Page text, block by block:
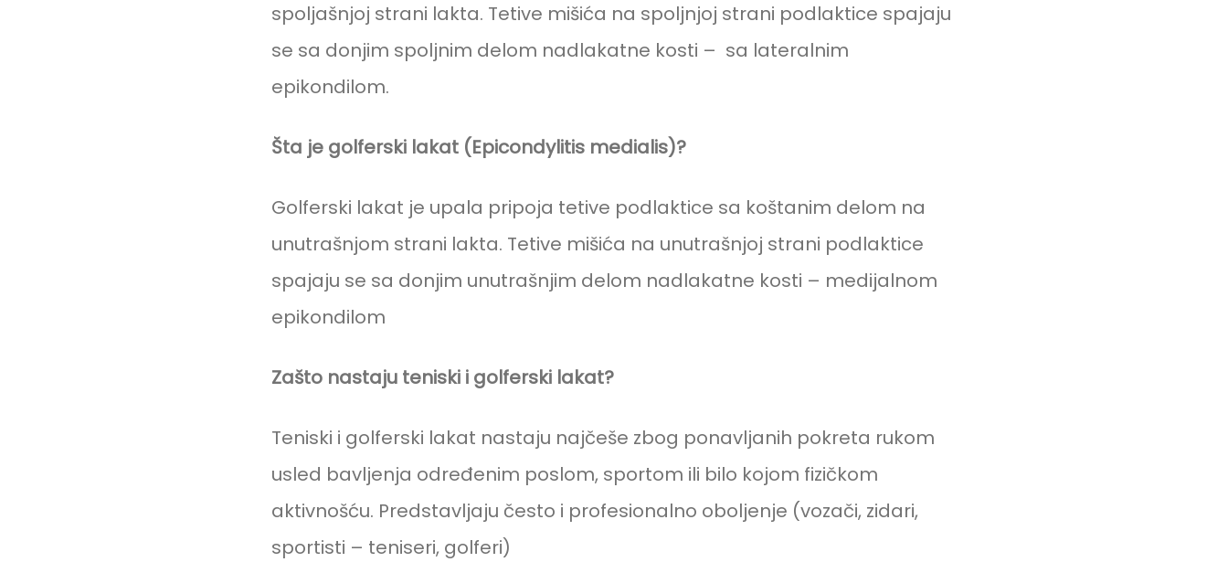
spoljašnjoj strani lakta. Tetive mišića na spoljnjoj strani podlaktice spajaju
se sa donjim spoljnim delom nadlakatne kosti – sa lateralnim
epikondilom.
Šta je golferski lakat (Epicondylitis medialis)?
Golferski lakat je upala pripoja tetive podlaktice sa koštanim delom na
unutrašnjom strani lakta. Tetive mišića na unutrašnjoj strani podlaktice
spajaju se sa donjim unutrašnjim delom nadlakatne kosti – medijalnom
epikondilom
Zašto nastaju teniski i golferski lakat?
Teniski i golferski lakat nastaju najčeše zbog ponavljanih pokreta rukom
usled bavljenja određenim poslom, sportom ili bilo kojom fizičkom
aktivnošću. Predstavljaju često i profesionalno oboljenje (vozači, zidari,
sportisti – teniseri, golferi)